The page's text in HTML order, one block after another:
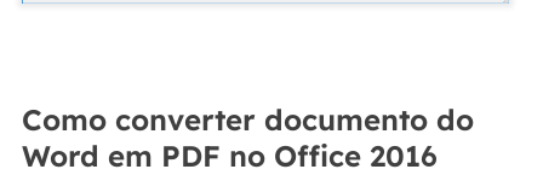
Como converter documento do
Word em PDF no Office 2016